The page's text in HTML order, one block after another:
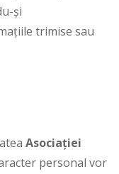
și
trimise sau
Asociației
personal vor